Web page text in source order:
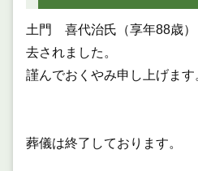
土門 喜代治氏（享年88歳
去されました。
謹んでおくやみ申し上げます
葬儀は終了しております。